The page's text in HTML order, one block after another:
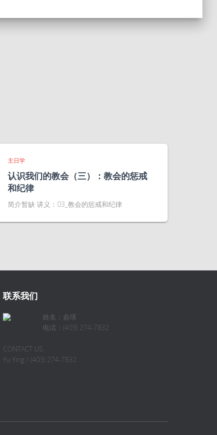
主日学
认识我们的教会（三）：教会的惩戒
和纪律
简介暂缺 讲义：03_教会的惩戒和纪律
联系我们
姓名：俞瑛
电话：(403) 274-7832
CONTACT US
Yu Ying / (403) 274-7832